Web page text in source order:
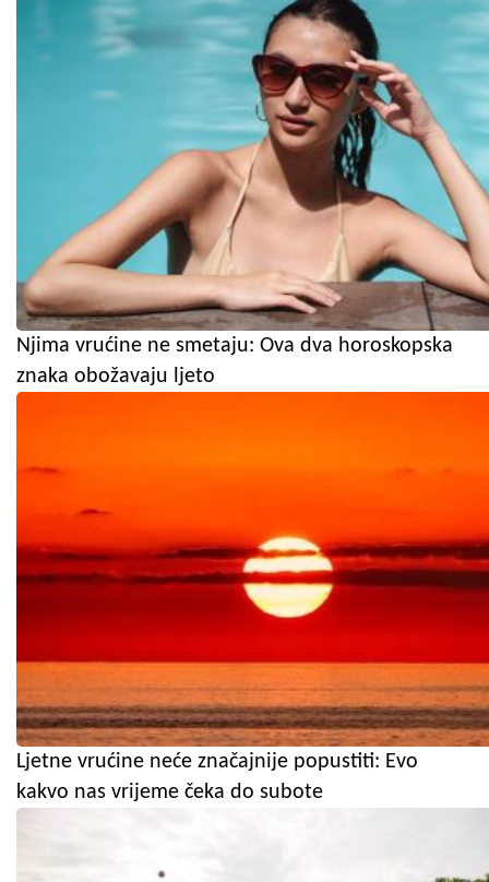
Njima vrućine ne smetaju: Ova dva horoskopska
znaka obožavaju ljeto
Ljetne vrućine neće značajnije popustiti: Evo
kakvo nas vrijeme čeka do subote